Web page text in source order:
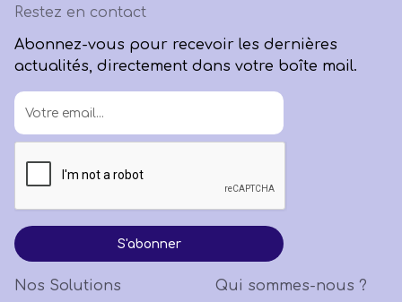
Restez en contact
Abonnez-vous pour recevoir les dernières
actualités, directement dans votre boîte mail.
Nos Solutions
Qui sommes-nous ?